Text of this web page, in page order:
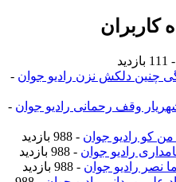
کاربران
- 111 بازدید
چنین دلکش نزن رادیو جوان -
وقف رحمانی رادیو جوان -
من کو رادیو جوان - 988 بازدید
رادیو جوان - 988 بازدید
نصر رادیو جوان - 988 بازدید